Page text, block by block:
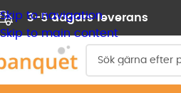
Skip to navigation
Skip to main content
3-5 dagars leverans